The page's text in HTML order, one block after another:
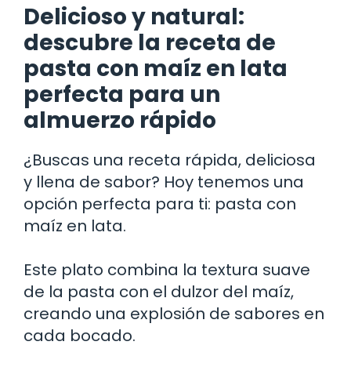
Delicioso y natural:
descubre la receta de
pasta con maíz en lata
perfecta para un
almuerzo rápido
¿Buscas una receta rápida, deliciosa
y llena de sabor? Hoy tenemos una
opción perfecta para ti: pasta con
maíz en lata.
Este plato combina la textura suave
de la pasta con el dulzor del maíz,
creando una explosión de sabores en
cada bocado.